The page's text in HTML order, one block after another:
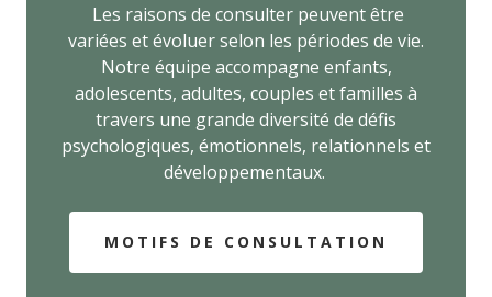
Les raisons de consulter peuvent être
variées et évoluer selon les périodes de vie.
Notre équipe accompagne enfants,
adolescents, adultes, couples et familles à
travers une grande diversité de défis
psychologiques, émotionnels, relationnels et
développementaux.
MOTIFS DE CONSULTATION